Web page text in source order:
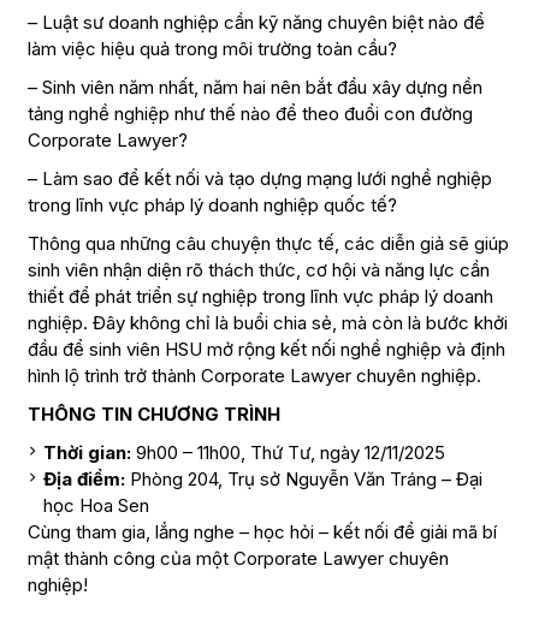
– Luật sư doanh nghiệp cần kỹ năng chuyên biệt nào để
làm việc hiệu quả trong môi trường toàn cầu?
– Sinh viên năm nhất, năm hai nên bắt đầu xây dựng nền
tảng nghề nghiệp như thế nào để theo đuổi con đường
Corporate Lawyer?
– Làm sao để kết nối và tạo dựng mạng lưới nghề nghiệp
trong lĩnh vực pháp lý doanh nghiệp quốc tế?
Thông qua những câu chuyện thực tế, các diễn giả sẽ giúp
sinh viên nhận diện rõ thách thức, cơ hội và năng lực cần
thiết để phát triển sự nghiệp trong lĩnh vực pháp lý doanh
nghiệp. Đây không chỉ là buổi chia sẻ, mà còn là bước khởi
đầu để sinh viên HSU mở rộng kết nối nghề nghiệp và định
hình lộ trình trở thành Corporate Lawyer chuyên nghiệp.
THÔNG TIN CHƯƠNG TRÌNH
Thời gian:9h00 – 11h00, Thứ Tư, ngày 12/11/2025
Địa điểm:Phòng 204, Trụ sở Nguyễn Văn Tráng – Đại
học Hoa Sen
Cùng tham gia, lắng nghe – học hỏi – kết nối để giải mã bí
mật thành công của một Corporate Lawyer chuyên
nghiệp!